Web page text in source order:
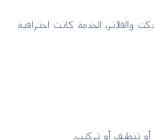
الخدمة كانت احترافية
تنظيف أو تركيب.